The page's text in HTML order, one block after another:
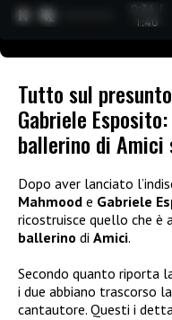
0:37 /
1:40
Tutto sul
Gabriele
ballerino di Amici
Dopo aver lanciato
Mahmood e Gabriele
ricostruisce quello che è
ballerino di Amici.
Secondo quanto riporta
i due abbiano trascorso
cantautore. Questi i